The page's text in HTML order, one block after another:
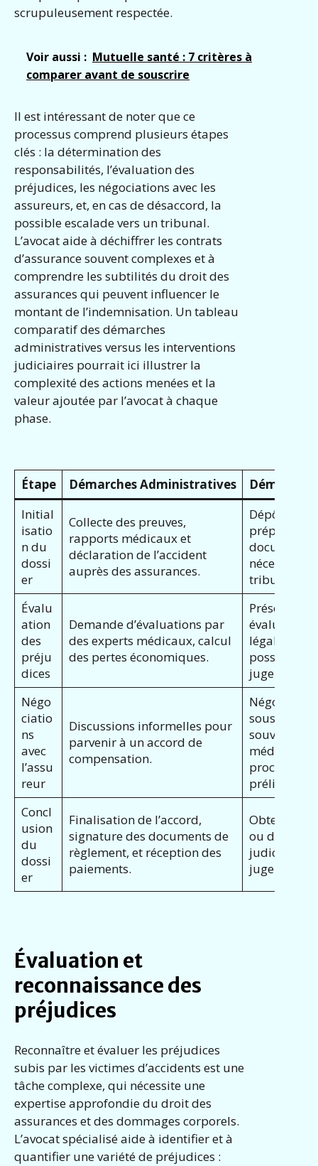
scrupuleusement respectée.
Voir aussi : Mutuelle santé : 7 critères à
comparer avant de souscrire
Il est intéressant de noter que ce
processus comprend plusieurs étapes
clés : la détermination des
responsabilités, l’évaluation des
préjudices, les négociations avec les
assureurs, et, en cas de désaccord, la
possible escalade vers un tribunal.
L’avocat aide à déchiffrer les contrats
d’assurance souvent complexes et à
comprendre les subtilités du droit des
assurances qui peuvent influencer le
montant de l’indemnisation. Un tableau
comparatif des démarches
administratives versus les interventions
judiciaires pourrait ici illustrer la
complexité des actions menées et la
valeur ajoutée par l’avocat à chaque
phase.
Étape Démarches Administratives
Initial
isatio
n du
dossi
er
Collecte des preuves,
rapports médicaux et
déclaration de l’accident
auprès des assurances.
Dépôt de
documents
tribunal.
Évalu
ation
des
préju
dices
Demande d’évaluations par
des experts médicaux, calcul
des pertes économiques.
évaluations
légales,
possibles
juge.
Négo
ciatio
ns
avec
l’assu
reur
Discussions informelles pour
parvenir à un accord de
compensation.
sous
souvent lors
médiation
procédure
Concl
usion
du
dossi
er
Finalisation de l’accord,
signature des documents de
règlement, et réception des
paiements.
Obtention
ou d’un
judiciaire,
jugement.
Évaluation et
reconnaissance des
préjudices
Reconnaître et évaluer les préjudices
subis par les victimes d’accidents est une
tâche complexe, qui nécessite une
expertise approfondie du droit des
assurances et des dommages corporels.
L’avocat spécialisé aide à identifier et à
quantifier une variété de préjudices :